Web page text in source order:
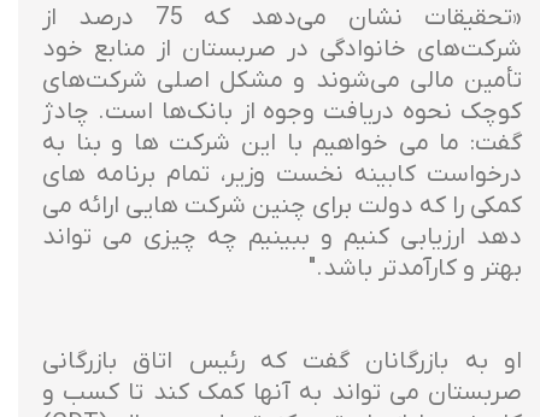
«تحقیقات نشان می‌دهد که 75 درصد از
شرکت‌های خانوادگی در صربستان از منابع خود
تأمین مالی می‌شوند و مشکل اصلی شرکت‌های
کوچک نحوه دریافت وجوه از بانک‌ها است. چادژ
گفت: ما می خواهیم با این شرکت ها و بنا به
درخواست کابینه نخست وزیر، تمام برنامه های
کمکی را که دولت برای چنین شرکت هایی ارائه می
دهد ارزیابی کنیم و ببینیم چه چیزی می تواند
بهتر و کارآمدتر باشد."
او به بازرگانان گفت که رئیس اتاق بازرگانی
صربستان می تواند به آنها کمک کند تا کسب و